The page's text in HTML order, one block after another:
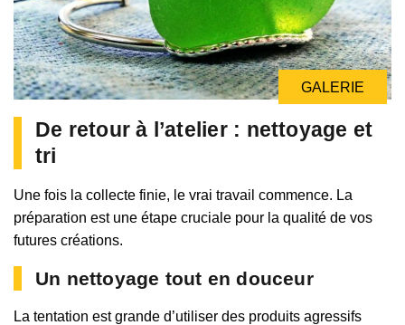
GALERIE
De retour à l’atelier : nettoyage et
tri
Une fois la collecte finie, le vrai travail commence. La
préparation est une étape cruciale pour la qualité de vos
futures créations.
Un nettoyage tout en douceur
La tentation est grande d’utiliser des produits agressifs